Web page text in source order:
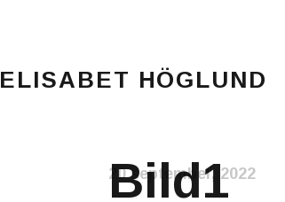
ELISABET HÖGLUND
Bild1
20 september, 2022